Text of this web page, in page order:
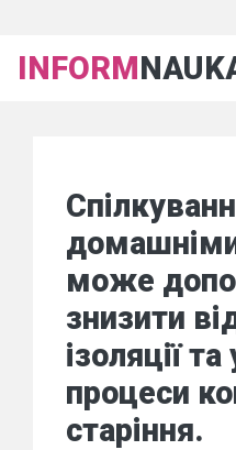
INFORM
може
знизити
ізоляції
процеси
старіння.